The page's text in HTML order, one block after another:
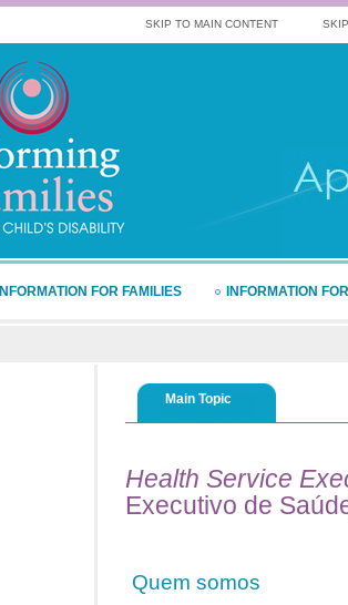
SKIP TO MAIN CONTENT
Main Topic
Health Service
Executivo de
Quem somos
INFORMATION FOR FAMILIES INFORMATION